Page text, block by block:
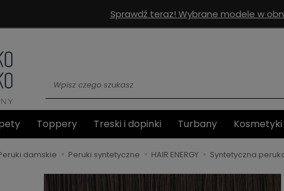
Sprawdź teraz! Wybrane modele w
Toppery Treski i dopinki Turbany
damskie Peruki syntetyczne HAIR ENERGY Syntetyczna